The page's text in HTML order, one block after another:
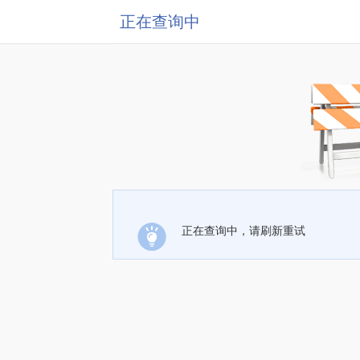
正在查询中
正在查询中，请刷新重试